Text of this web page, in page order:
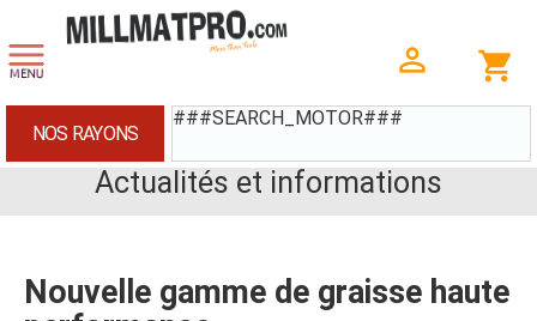
###SEARCH_MOTOR###
NOS RAYONS
Actualités et informations
Nouvelle gamme de graisse haute